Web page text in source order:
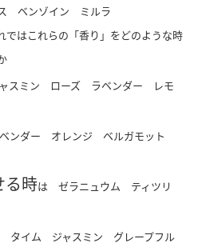
ベンゾイン ミルラ
ではこれらの「香り」をどのような時
スミン ローズ ラベンダー レモ
ンダー オレンジ ベルガモット
る時は ゼラニュウム ティツリ
タイム ジャスミン グレープフル